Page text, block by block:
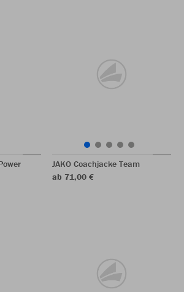
JAKO Coachjacke Team
ab 71,00 €